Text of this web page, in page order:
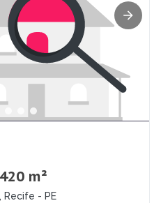
m²
Recife - PE